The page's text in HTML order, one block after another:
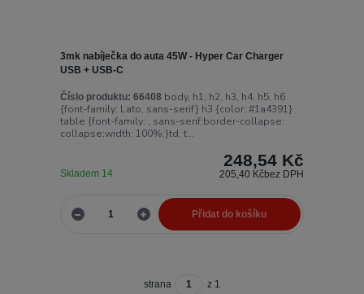
3mk nabíječka do auta 45W - Hyper Car Charger
USB + USB-C
Číslo produktu: 66408 body, h1, h2, h3, h4, h5, h6
{font-family: Lato, sans-serif} h3 {color: #1a4391}
table {font-family: , sans-serif;border-collapse:
collapse;width: 100%;}td, t...
248,54 Kč
205,40 Kčbez DPH
Skladem 14
Přidat do košíku
strana z 1